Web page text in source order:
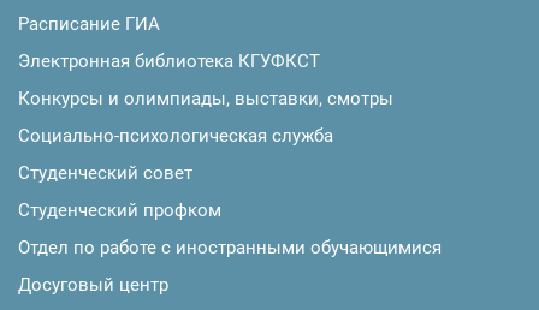
Расписание ГИА
Электронная библиотека КГУФКСТ
Конкурсы и олимпиады, выставки, смотры
Социально-психологическая служба
Студенческий совет
Студенческий профком
Отдел по работе с иностранными обучающимися
Досуговый центр